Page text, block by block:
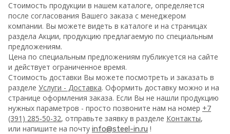
Стоимость продукции в нашем каталоге, определяется
после согласования Вашего заказа с менеджером
компании. Вы можете видеть в каталоге и на страницах
раздела Акции, продукцию предлагаемую по специальным
предложениям.
Цена по специальным предложениям публикуется на сайте
и действует ограниченное время.
Стоимость доставки Вы можете посмотреть и заказать в
разделе Услуги - Доставка. Оформить доставку можно и на
странице оформления заказа. Если Вы не нашли продукцию
нужных параметров - просто позвоните нам на номер +7
(391) 285-50-32, отправьте заявку в разделе Контакты,
или напишите на почту info@steel-in.ru !